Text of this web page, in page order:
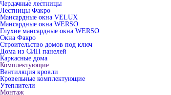
Чердачные лестницы
Лестницы Факро
Мансардные окна VELUX
Мансардные окна WERSO
Глухие мансардные окна WERSO
Окна Факро
Строительство домов под ключ
Дома из СИП панелей
Каркасные дома
Комплектующие
Вентиляция кровли
Кровельные комплектующие
Утеплители
Монтаж